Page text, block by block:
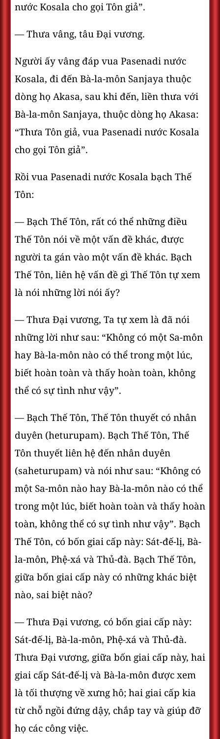
nước Kosala cho gọi Tôn giả”.
— Thưa vâng, tâu Ðại vương.
Người ấy vâng đáp vua Pasenadi nước
Kosala, đi đến Bà-la-môn Sanjaya thuộc
dòng họ Akasa, sau khi đến, liền thưa với
Bà-la-môn Sanjaya, thuộc dòng họ Akasa:
“Thưa Tôn giả, vua Pasenadi nước Kosala
cho gọi Tôn giả”.
Rồi vua Pasenadi nước Kosala bạch Thế
Tôn:
— Bạch Thế Tôn, rất có thể những điều
Thế Tôn nói về một vấn đề khác, được
người ta gán vào một vấn đề khác. Bạch
Thế Tôn, liên hệ vấn đề gì Thế Tôn tự xem
là nói những lời nói ấy?
— Thưa Ðại vương, Ta tự xem là đã nói
những lời như sau: “Không có một Sa-môn
hay Bà-la-môn nào có thể trong một lúc,
biết hoàn toàn và thấy hoàn toàn, không
thể có sự tình như vậy”.
— Bạch Thế Tôn, Thế Tôn thuyết có nhân
duyên (heturupam). Bạch Thế Tôn, Thế
Tôn thuyết liên hệ đến nhân duyên
(saheturupam) và nói như sau: “Không có
một Sa-môn nào hay Bà-la-môn nào có thể
trong một lúc, biết hoàn toàn và thấy hoàn
toàn, không thể có sự tình như vậy”. Bạch
Thế Tôn, có bốn giai cấp này: Sát-đế-lị, Bà-
la-môn, Phệ-xá và Thủ-đà. Bạch Thế Tôn,
giữa bốn giai cấp này có những khác biệt
nào, sai biệt nào?
— Thưa Ðại vương, có bốn giai cấp này:
Sát-đế-lị, Bà-la-môn, Phệ-xá và Thủ-đà.
Thưa Ðại vương, giữa bốn giai cấp này, hai
giai cấp Sát-đế-lị và Bà-la-môn được xem
là tối thượng về xưng hô; hai giai cấp kia
từ chỗ ngồi đứng dậy, chắp tay và giúp đỡ
họ các công việc.